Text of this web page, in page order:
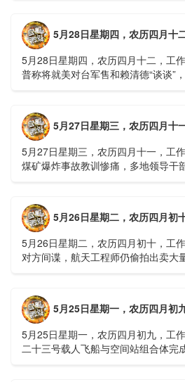
5月28日星期四，农历四月十
5月28日星期四，农历四月十二，工
普称将就美对台军售和赖清德“谈谈”
5月27日星期三，农历四月十
5月27日星期三，农历四月十一，工
煤矿爆炸事故教训惨痛，多地领导干
5月26日星期二，农历四月初
5月26日星期二，农历四月初十，工
对方间谍，航天工程师仍偷拍出卖大
5月25日星期一，农历四月初
5月25日星期一，农历四月初九，工
二十三号载人飞船与空间站组合体完